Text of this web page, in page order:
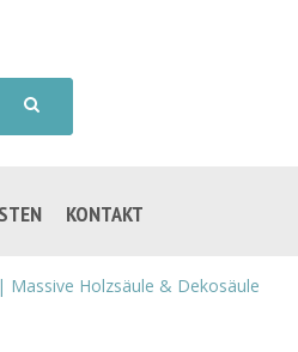
KONTAKT
Holzsäule & Dekosäule